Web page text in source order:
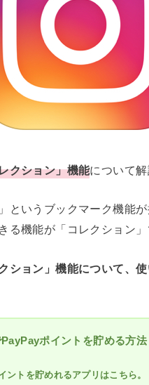
クション」機能について解
というブックマーク機能
る機能が「コレクション」
ション」機能について、
ポイントを貯める方法
トを貯めれるアプリはこちら。